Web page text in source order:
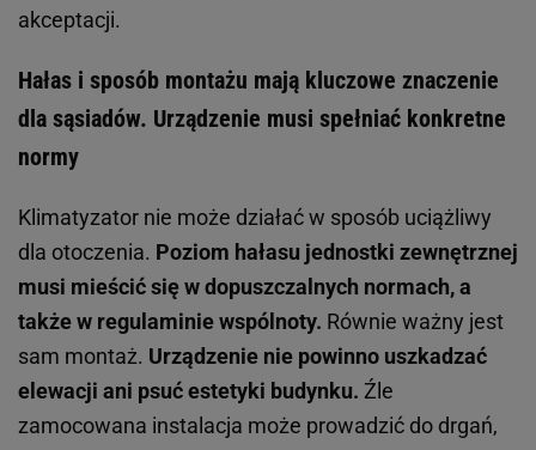
akceptacji.
Hałas i sposób montażu mają kluczowe znaczenie
dla sąsiadów. Urządzenie musi spełniać konkretne
normy
Klimatyzator nie może działać w sposób uciążliwy
dla otoczenia. Poziom hałasu jednostki zewnętrznej
musi mieścić się w dopuszczalnych normach, a
także w regulaminie wspólnoty. Równie ważny jest
sam montaż. Urządzenie nie powinno uszkadzać
elewacji ani psuć estetyki budynku. Źle
zamocowana instalacja może prowadzić do drgań,